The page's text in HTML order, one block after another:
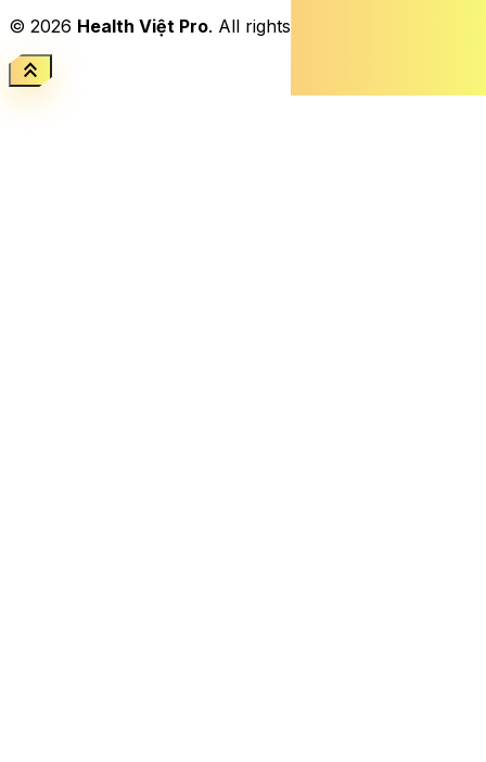
© 2026 Health Việt Pro. All rights reserved.
keyboard_double_arrow_up